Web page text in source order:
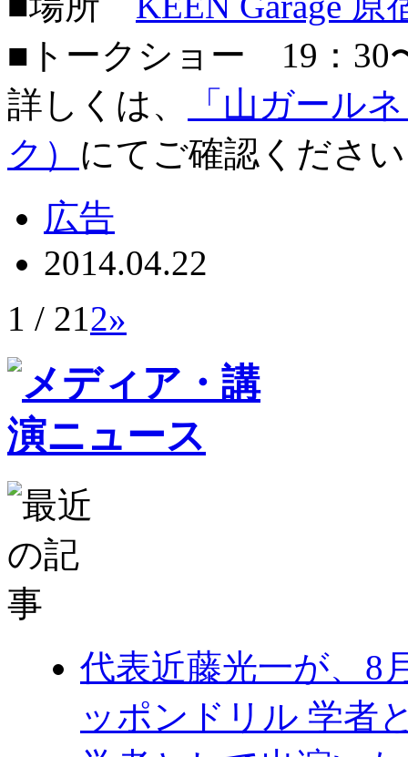
■トークショー 19：30
詳しくは、
「山ガール
ク） にてご確認くださ
広告
2014.04.22
1 / 212»
代表近藤光一が、8
ッポンドリル 学者